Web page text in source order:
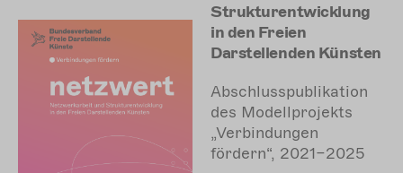
Strukturentwicklung
in den Freien
Darstellenden Künsten
Abschlusspublikation
des Modellprojekts
„Verbindungen
fördern“, 2021–2025